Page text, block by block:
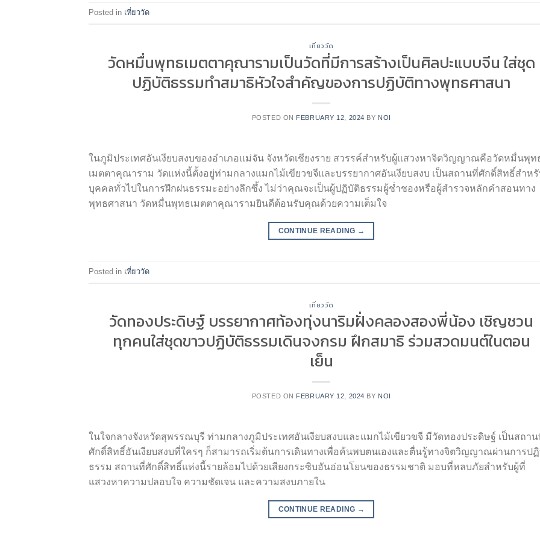
Posted in เที่ยววัด
เที่ยววัด
วัดหมื่นพุทธเมตตาคุณารามเป็นวัดที่มีการสร้างเป็นศิลปะแบบจีน ใส่ชุด
ปฏิบัติธรรมทำสมาธิหัวใจสำคัญของการปฏิบัติทางพุทธศาสนา
POSTED ON FEBRUARY 12, 2024 BY NOI
ในภูมิประเทศอันเงียบสงบของอำเภอแม่จัน จังหวัดเชียงราย สวรรค์สำหรับผู้แสวงหาจิตวิญญาณคือวัดหมื่นพุท
เมตตาคุณาราม วัดแห่งนี้ตั้งอยู่ท่ามกลางแมกไม้เขียวขจีและบรรยากาศอันเงียบสงบ เป็นสถานที่ศักดิ์สิทธิ์สำห
บุคคลทั่วไปในการฝึกฝนธรรมะอย่างลึกซึ้ง ไม่ว่าคุณจะเป็นผู้ปฏิบัติธรรมผู้ช่ำชองหรือผู้สำรวจหลักคำสอนทาง
พุทธศาสนา วัดหมื่นพุทธเมตตาคุณารามยินดีต้อนรับคุณด้วยความเต็มใจ
CONTINUE READING →
Posted in เที่ยววัด
เที่ยววัด
วัดทองประดิษฐ์ บรรยากาศท้องทุ่งนาริมฝั่งคลองสองพี่น้อง เชิญชวน
ทุกคนใส่ชุดขาวปฏิบัติธรรมเดินจงกรม ฝึกสมาธิ ร่วมสวดมนต์ในตอน
เย็น
POSTED ON FEBRUARY 12, 2024 BY NOI
ในใจกลางจังหวัดสุพรรณบุรี ท่ามกลางภูมิประเทศอันเงียบสงบและแมกไม้เขียวขจี มีวัดทองประดิษฐ์ เป็นสถา
ศักดิ์สิทธิ์อันเงียบสงบที่ใครๆ ก็สามารถเริ่มต้นการเดินทางเพื่อค้นพบตนเองและตื่นรู้ทางจิตวิญญาณผ่านการป
ธรรม สถานที่ศักดิ์สิทธิ์แห่งนี้รายล้อมไปด้วยเสียงกระซิบอันอ่อนโยนของธรรมชาติ มอบที่หลบภัยสำหรับผู้ที่
แสวงหาความปลอบใจ ความชัดเจน และความสงบภายใน
CONTINUE READING →